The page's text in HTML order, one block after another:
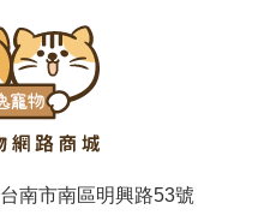
台南市南區明興路53號